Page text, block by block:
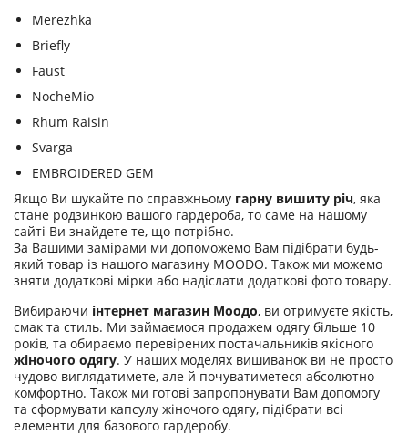
Merezhka
Briefly
Faust
NocheMio
Rhum Raisin
Svarga
EMBROIDERED GEM
Якщо Ви шукайте по справжньому гарну вишиту річ, яка
стане родзинкою вашого гардероба, то саме на нашому
сайті Ви знайдете те, що потрібно.
За Вашими замірами ми допоможемо Вам підібрати будь-
який товар із нашого магазину MOODO. Також ми можемо
зняти додаткові мірки або надіслати додаткові фото товару.
Вибираючи інтернет магазин Моодо, ви отримуєте якість,
смак та стиль. Ми займаємося продажем одягу більше 10
років, та обираємо перевірених постачальників якісного
жіночого одягу. У наших моделях вишиванок ви не просто
чудово виглядатимете, але й почуватиметеся абсолютно
комфортно. Також ми готові запропонувати Вам допомогу
та сформувати капсулу жіночого одягу, підібрати всі
елементи для базового гардеробу.